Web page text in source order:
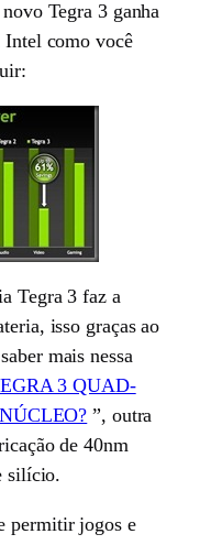
Tegra 3 ganha
Intel como você
Tegra 3 faz a
isso graças ao
mais nessa
3 QUAD-
”, outra
de 40nm
silício.
permitir jogos e